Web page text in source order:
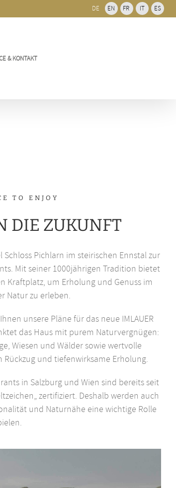
& KONTAKT
TO ENJOY
DIE ZUKUNFT
Pichlarn im steirischen Ennstal zur
Mit seiner 1000jährigen Tradition bietet
Kraftplatz, um Erholung und Genuss im
Natur zu erleben.
unsere Pläne für das neue IMLAUER
das Haus mit purem Naturvergnügen:
Wiesen und Wälder sowie wertvolle
und tiefenwirksame Erholung.
in Salzburg und Wien sind bereits seit
zertifiziert. Deshalb werden auch
und Naturnähe eine wichtige Rolle
DE EN FR IT ES